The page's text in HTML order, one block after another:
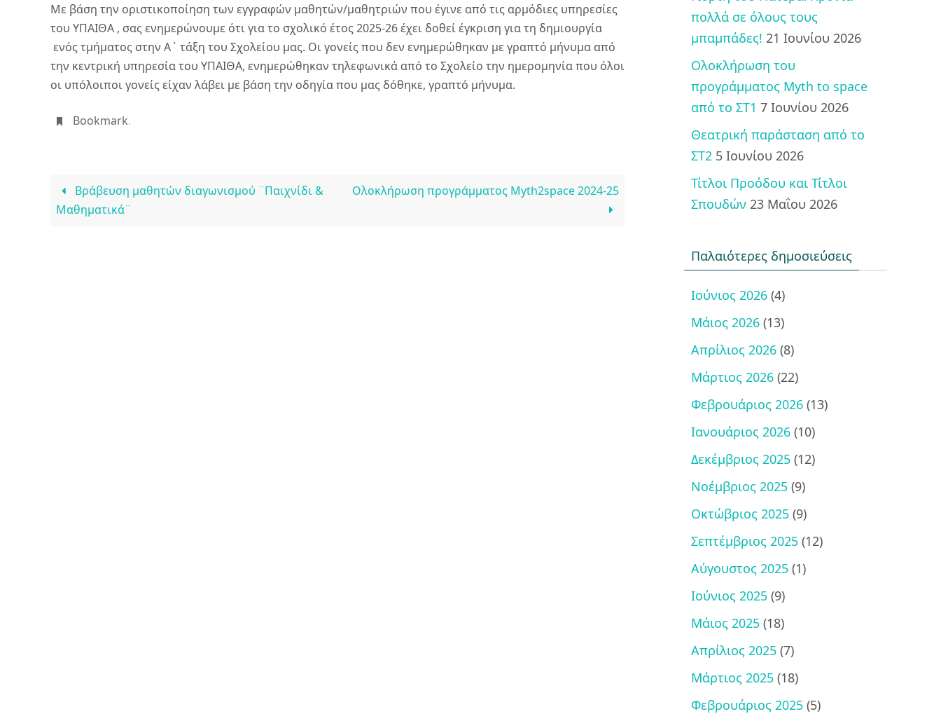
Με βάση την οριστικοποίηση των εγγραφών μαθητών/μαθητριών που έγινε από τις αρμόδιες υπηρεσίες
του ΥΠΑΙΘΑ , σας ενημερώνουμε ότι για το σχολικό έτος 2025-26 έχει δοθεί έγκριση για τη δημιουργία
ενός τμήματος στην Α΄ τάξη του Σχολείου μας. Οι γονείς που δεν ενημερώθηκαν με γραπτό μήνυμα από
την κεντρική υπηρεσία του ΥΠΑΙΘΑ, ενημερώθηκαν τηλεφωνικά από το Σχολείο την ημερομηνία που όλοι
οι υπόλοιποι γονείς είχαν λάβει με βάση την οδηγία που μας δόθηκε, γραπτό μήνυμα.
Bookmark.
Βράβευση μαθητών διαγωνισμού ¨Παιχνίδι &
Μαθηματικά¨
Ολοκλήρωση προγράμματος Myth2space 2024-25
πολλά σε όλους τους
μπαμπάδες! 21 Ιουνίου 2026
Ολοκλήρωση του
προγράμματος Myth to space
από το ΣΤ1 7 Ιουνίου 2026
Θεατρική παράσταση από το
ΣΤ2 5 Ιουνίου 2026
Τίτλοι Προόδου και Τίτλοι
Σπουδών 23 Μαΐου 2026
Παλαιότερες δημοσιεύσεις
Ιούνιος 2026 (4)
Μάιος 2026 (13)
Απρίλιος 2026 (8)
Μάρτιος 2026 (22)
Φεβρουάριος 2026 (13)
Ιανουάριος 2026 (10)
Δεκέμβριος 2025 (12)
Νοέμβριος 2025 (9)
Οκτώβριος 2025 (9)
Σεπτέμβριος 2025 (12)
Αύγουστος 2025 (1)
Ιούνιος 2025 (9)
Μάιος 2025 (18)
Απρίλιος 2025 (7)
Μάρτιος 2025 (18)
Φεβρουάριος 2025 (5)